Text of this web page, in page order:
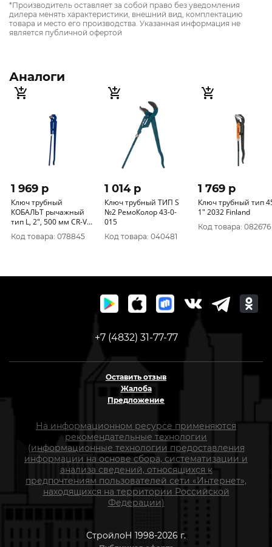
*Производитель оставляет за собой право без уведомления
дилера менять характеристики, внешний вид, комплектацию
товара и место его производства. Указанная информация не
является публичной офертой
Аналоги
1 969 p
Ключ трубный
КОБАЛЬТ рычажный
тип L, 2", 500 мм CR-V
(1 шт.) коробка 647-437
Код товара: 078845
1 014 p
Ключ трубный ТИП S
№2 РемоКолор 43-0-
015
Код товара: 040481
1 769 p
Ключ трубный тип
1" 2032 Finland
Код товара: 082676
+7 (4832) 31-77-77
Оставить отзыв
Жалоба
Предложение
На информационном ресурсе применяются
рекомендательные технологии
(информационные технологии предоставления
информации на основе сбора, систематизации и
анализа сведений, относящихся к
предпочтениям пользователей сети «Интернет»,
находящихся на территории Российской
Федерации)
СтройлоН 1998-2026 г.